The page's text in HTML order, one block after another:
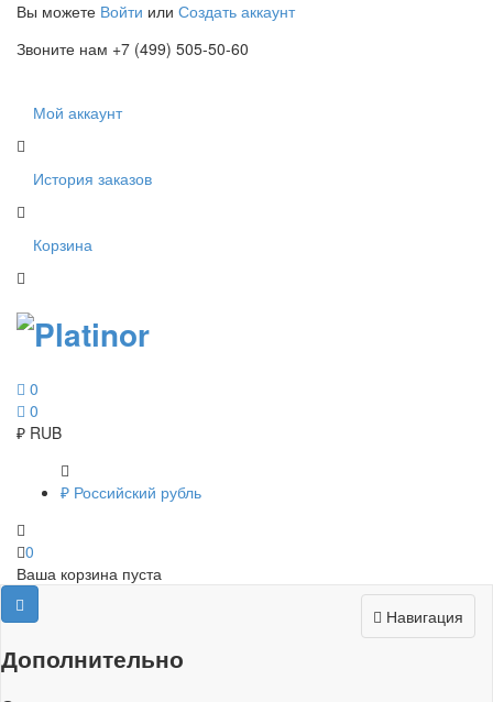
Вы можете Войти или Создать аккаунт
Звоните нам +7 (499) 505-50-60
Мой аккаунт
История заказов
Корзина
0
0
₽ RUB
₽ Российский рубль
0
Ваша корзина пуста
Навигация
Дополнительно